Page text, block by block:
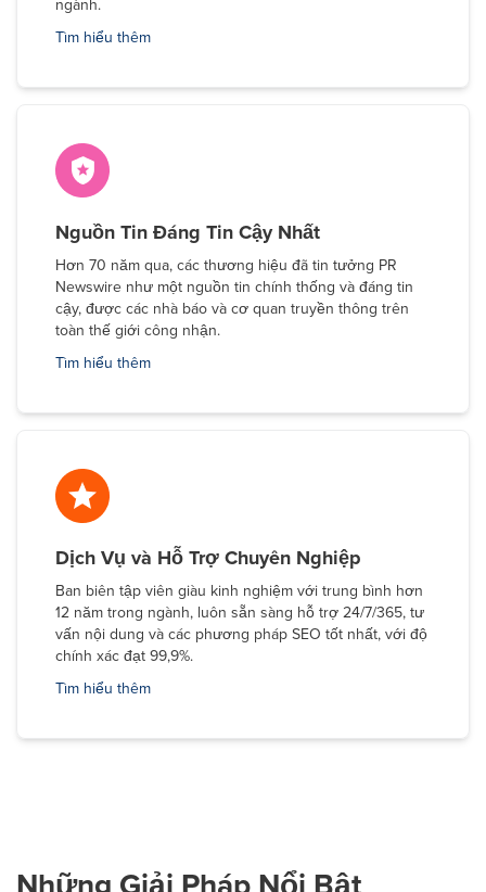
ngành.
Tìm hiểu thêm
Nguồn Tin Đáng Tin Cậy Nhất
Hơn 70 năm qua, các thương hiệu đã tin tưởng PR
Newswire như một nguồn tin chính thống và đáng tin
cậy, được các nhà báo và cơ quan truyền thông trên
toàn thế giới công nhận.
Tìm hiểu thêm
Dịch Vụ và Hỗ Trợ Chuyên Nghiệp
Ban biên tập viên giàu kinh nghiệm với trung bình hơn
12 năm trong ngành, luôn sẵn sàng hỗ trợ 24/7/365, tư
vấn nội dung và các phương pháp SEO tốt nhất, với độ
chính xác đạt 99,9%.
Tìm hiểu thêm